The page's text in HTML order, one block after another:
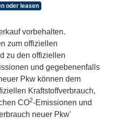
oder leasen
vorbehalten.
zum offiziellen
zu den offiziellen
und gegebenenfalls
Pkw können dem
Kraftstoffverbrauch,
CO2-Emissionen und
neuer Pkw'